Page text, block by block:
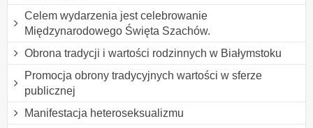
Celem wydarzenia jest celebrowanie
Międzynarodowego Święta Szachów.
Obrona tradycji i wartości rodzinnych w Białymstoku
Promocja obrony tradycyjnych wartości w sferze
publicznej
Manifestacja heteroseksualizmu